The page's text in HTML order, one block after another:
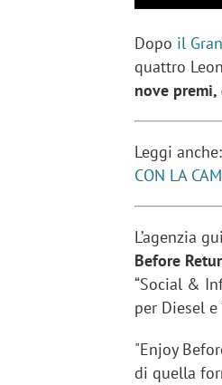
Dopo il
quattro
nove
Leggi anche:
CON LA
L’agenzia
Before
“Social &
per Diesel e
"Enjoy
di quella